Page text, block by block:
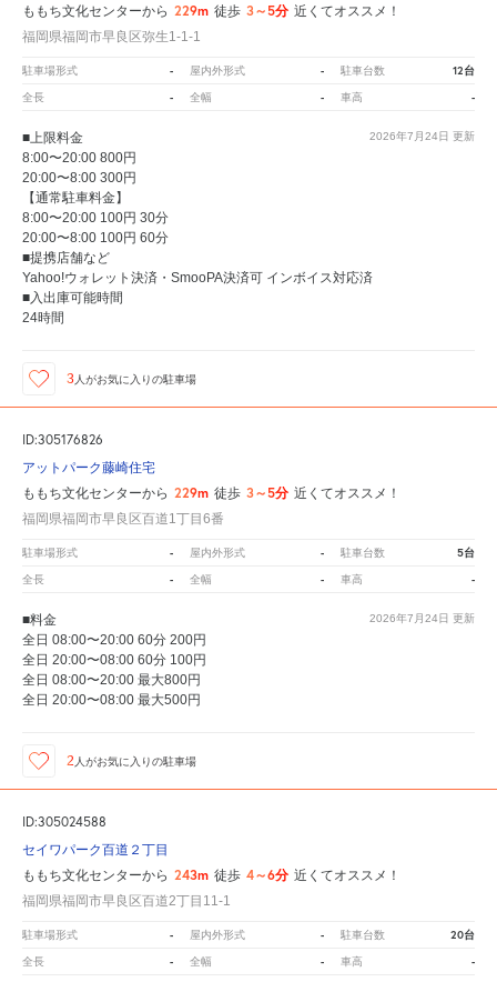
ももち文化センターから 229m 徒歩 3～5分 近くてオススメ！
福岡県福岡市早良区弥生1-1-1
駐車場形式 - 屋内外形式 - 駐車台数 12台
全長 - 全幅 - 車高 -
2026年7月24日 更新
■上限料金
8:00〜20:00 800円
20:00〜8:00 300円
【通常駐車料金】
8:00〜20:00 100円 30分
20:00〜8:00 100円 60分
■提携店舗など
Yahoo!ウォレット決済・SmooPA決済可 インボイス対応済
■入出庫可能時間
24時間
3 人がお気に入りの駐車場
ID:305176826
アットパーク藤崎住宅
ももち文化センターから 229m 徒歩 3～5分 近くてオススメ！
福岡県福岡市早良区百道1丁目6番
駐車場形式 - 屋内外形式 - 駐車台数 5台
全長 - 全幅 - 車高 -
2026年7月24日 更新
■料金
全日 08:00〜20:00 60分 200円
全日 20:00〜08:00 60分 100円
全日 08:00〜20:00 最大800円
全日 20:00〜08:00 最大500円
2 人がお気に入りの駐車場
ID:305024588
セイワパーク百道２丁目
ももち文化センターから 243m 徒歩 4～6分 近くてオススメ！
福岡県福岡市早良区百道2丁目11-1
駐車場形式 - 屋内外形式 - 駐車台数 20台
全長 - 全幅 - 車高 -